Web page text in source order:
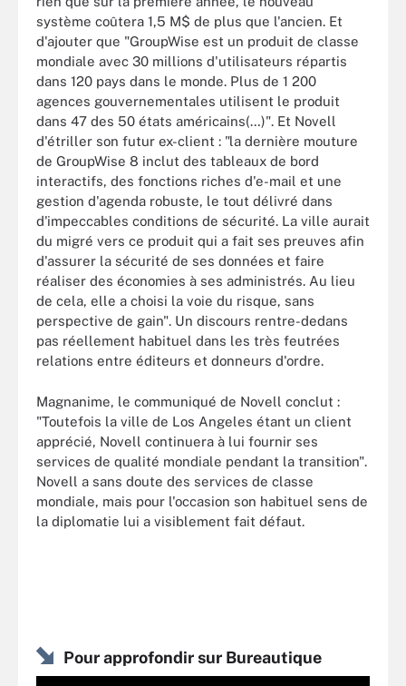
système coûtera 1,5 M$ de plus que l'ancien. Et
d'ajouter que "GroupWise est un produit de classe
mondiale avec 30 millions d'utilisateurs répartis
dans 120 pays dans le monde. Plus de 1 200
agences gouvernementales utilisent le produit
dans 47 des 50 états américains(…)". Et Novell
d'étriller son futur ex-client : "la dernière mouture
de GroupWise 8 inclut des tableaux de bord
interactifs, des fonctions riches d'e-mail et une
gestion d'agenda robuste, le tout délivré dans
d'impeccables conditions de sécurité. La ville aurait
du migré vers ce produit qui a fait ses preuves afin
d'assurer la sécurité de ses données et faire
réaliser des économies à ses administrés. Au lieu
de cela, elle a choisi la voie du risque, sans
perspective de gain". Un discours rentre-dedans
pas réellement habituel dans les très feutrées
relations entre éditeurs et donneurs d'ordre.
Magnanime, le communiqué de Novell conclut :
"Toutefois la ville de Los Angeles étant un client
apprécié, Novell continuera à lui fournir ses
services de qualité mondiale pendant la transition".
Novell a sans doute des services de classe
mondiale, mais pour l'occasion son habituel sens de
la diplomatie lui a visiblement fait défaut.
Pour approfondir sur Bureautique